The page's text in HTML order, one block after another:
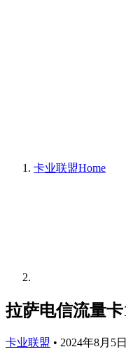
卡业联盟Home
拉萨电信流量
卡业联盟 • 2024年8月5